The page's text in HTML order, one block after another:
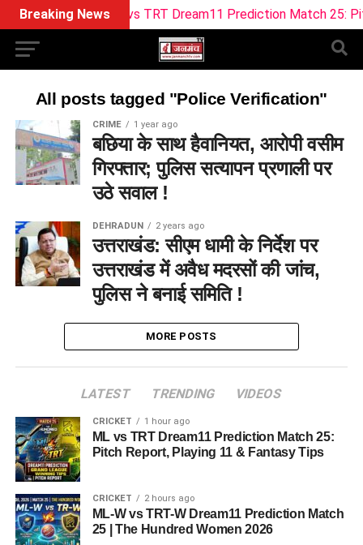
Breaking NewsML vs TRT Dream11 Prediction Match 25:
All posts tagged "Police Verification"
CRIME 1 year ago
बछिया के साथ हैवानियत, आरोपी वसीम
गिरफ्तार; पुलिस सत्यापन प्रणाली पर
उठे सवाल !
DEHRADUN 2 years ago
उत्तराखंड: सीएम धामी के निर्देश पर
उत्तराखंड में अवैध मदरसों की जांच,
पुलिस ने बनाई समिति !
MORE POSTS
LATEST TRENDING VIDEOS
CRICKET 1 hour ago
ML vs TRT Dream11 Prediction Match 25:
Pitch Report, Playing 11 & Fantasy Tips
CRICKET 2 hours ago
ML-W vs TRT-W Dream11 Prediction Match
25 | The Hundred Women 2026